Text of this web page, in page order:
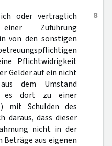
8
oder vertraglich
Zuführung
von den sonstigen
Pflichtwidrigkeit
Gelder auf ein nicht
dem Umstand
es dort zu einer
mit Schulden des
daraus, dass dieser
nicht in der
Beträge aus eigenen